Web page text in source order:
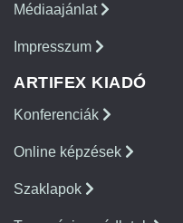
Médiaajánlat
Impresszum
ARTIFEX KIADÓ
Konferenciák
Online képzések
Szaklapok